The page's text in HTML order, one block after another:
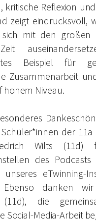
kritische Reflexion
zeigt eindrucksvoll,
sich mit den großen
Beispiel für
Zusammenarbeit
hohem Niveau.
der
Wilts (11d)
des
unseres eTwinning-
Ebenso danken wir
(11d), die
Social-Media-Arbeit